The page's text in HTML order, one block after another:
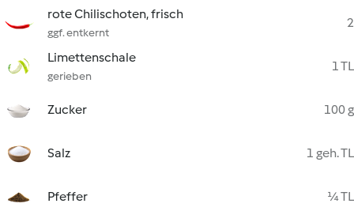
rote Chilischoten, frisch
ggf. entkernt
2
Limettenschale
gerieben
1 TL
Zucker 100 g
Salz 1 geh. TL
Pfeffer ¼ TL